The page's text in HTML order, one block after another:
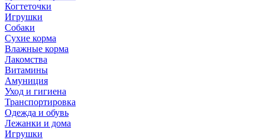
Когтеточки
Игрушки
Собаки
Сухие корма
Влажные корма
Лакомства
Витамины
Амуниция
Уход и гигиена
Транспортировка
Одежда и обувь
Лежанки и дома
Игрушки